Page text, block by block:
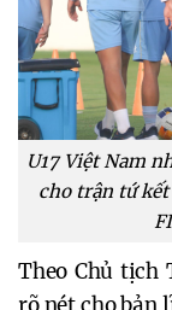
U17 Việt Nam
cho trận tứ kết
Theo Chủ tịch